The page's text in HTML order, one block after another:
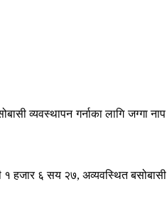
व्यवस्थापन गर्नाका लागि जग्गा
हजार ६ सय २७, अव्यवस्थित